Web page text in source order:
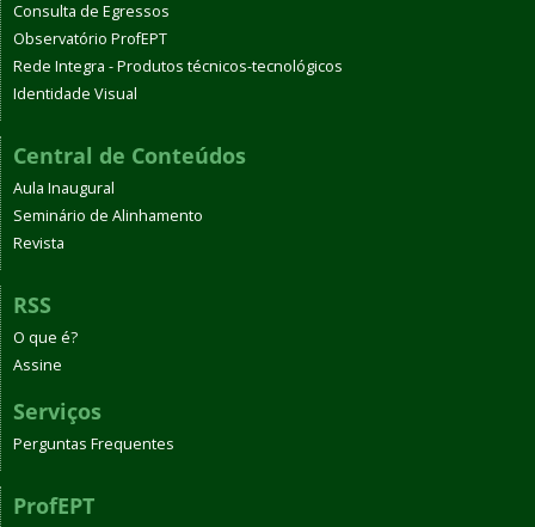
Consulta de Egressos
Observatório ProfEPT
Rede Integra - Produtos técnicos-tecnológicos
Identidade Visual
Central de Conteúdos
Aula Inaugural
Seminário de Alinhamento
Revista
RSS
O que é?
Assine
Serviços
Perguntas Frequentes
ProfEPT